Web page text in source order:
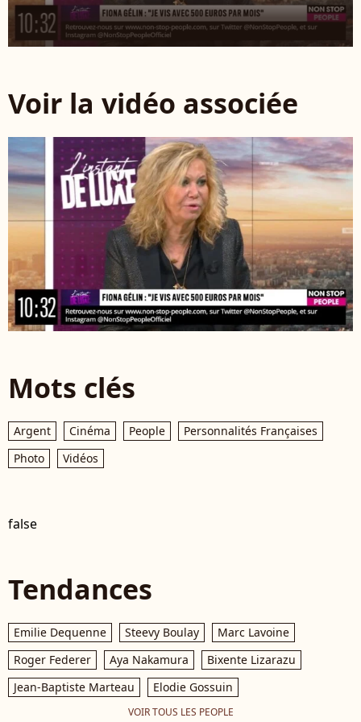
Voir la vidéo associée
Mots clés
Argent Cinéma People
Personnalités Françaises
Photo
Vidéos
false
Tendances
Emilie Dequenne Steevy Boulay
Marc Lavoine
Roger Federer
Aya Nakamura
Bixente Lizarazu
Jean-Baptiste Marteau
Elodie Gossuin
VOIR TOUS LES PEOPLE